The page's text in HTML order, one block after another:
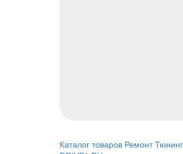
Каталог товаров Ремонт Тюнинг